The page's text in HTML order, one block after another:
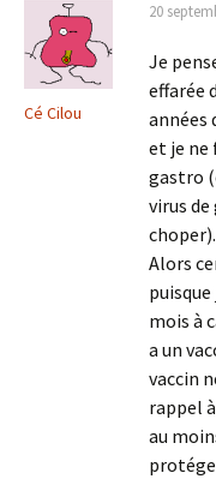
Cé Cilou
20
Je
effarée
années
et je ne
gastro
virus
choper).
Alors
puisque
mois à
a un
vaccin
rappel
au